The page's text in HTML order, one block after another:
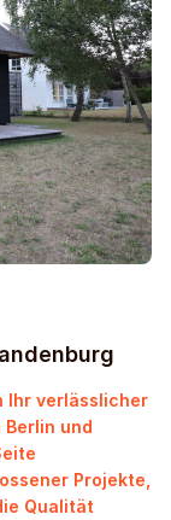
Ihr verlässlicher
und
Projekte,
Qualität